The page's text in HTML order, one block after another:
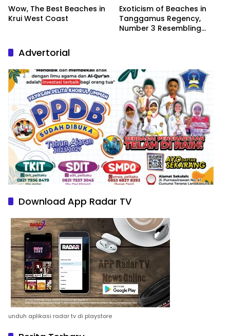
Wow, The Best Beaches in
Krui West Coast
Exoticism of Beaches in
Tanggamus Regency,
Number 3 Resembling
Advertorial
Download App Radar TV
unduh aplikasi radar tv di playstore